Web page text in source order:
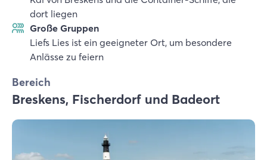
dort liegen
Große Gruppen
Liefs Lies ist ein geeigneter Ort, um besondere
Anlässe zu feiern
Bereich
Breskens, Fischerdorf und Badeort